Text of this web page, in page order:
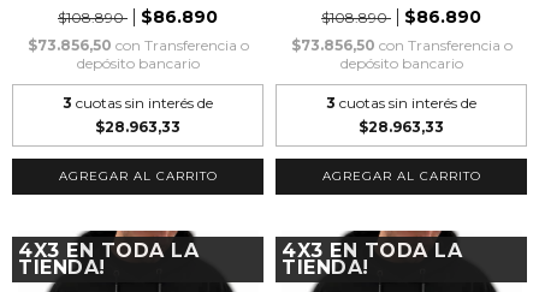
$108.890
$86.890
$73.856,50 con Transferencia o
depósito bancario
3 cuotas sin interés de
$28.963,33
AGREGAR AL CARRITO
$108.890
$86.890
$73.856,50 con Transferencia o
depósito bancario
3 cuotas sin interés de
$28.963,33
AGREGAR AL CARRITO
4X3 EN TODA LA
TIENDA!
4X3 EN TODA LA
TIENDA!